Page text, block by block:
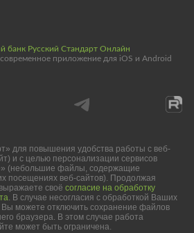
банк Русский Стандарт Онлайн
приложение для iOS и Android
для повышения удобства работы с веб-
и с целью персонализации сервисов
(небольшие файлы, содержащие
посещениях веб-сайтов). Продолжая
своё согласие на обработку
. В случае несогласия с обработкой Ваших
можете отключить сохранение файлов
браузера. В этом случае работа
может быть ограничена.